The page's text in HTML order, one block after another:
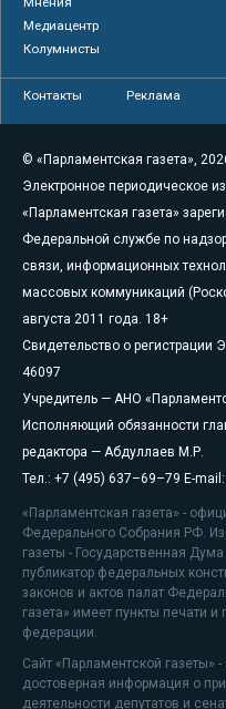
Медиацентр
Колумнисты
Контакты Реклама
© «Парламентская газета»,
Электронное периодическое
«Парламентская газета»
Федеральной службе по
связи, информационных
массовых коммуникаций
августа 2011 года. 18+
Свидетельство о
46097
Учредитель — АНО
Исполняющий обязанности
редактора — Абдуллаев М.Р.
Тел.: +7 (495) 637–69–79 E-mail:
«Парламентская газета» -
Федерального Собрания РФ.
газеты - Государственная
публикатор федеральных
законов и актов палат
газета» имеет пункты печати
федерации.
Сайт «Парламентской газеты»
достоверная информация о
деятельности депутатов и